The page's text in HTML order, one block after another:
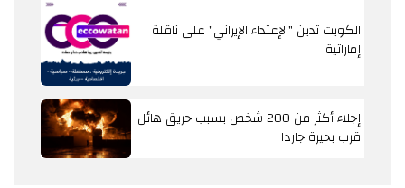
الكويت تدين "الإعتداء الإيراني" على ناقلة
إماراتية
إجلاء أكثر من 200 شخص بسبب حريق هائل
قرب بحيرة جاردا